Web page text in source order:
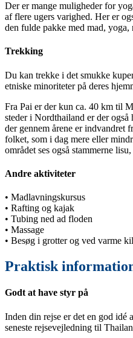
Der er mange muligheder for
af flere ugers varighed. Her er
den fulde pakke med mad,
Trekking
Du kan trekke i det smukke
etniske minoriteter på deres
Fra Pai er der kun ca. 40 km til
steder i Nordthailand er der
der gennem årene er indvandret
folket, som i dag mere eller
området ses også stammerne
Andre aktiviteter
• Madlavningskursus
• Rafting og kajak
• Tubing ned ad floden
• Massage
• Besøg i grotter og ved varme
Praktisk
Godt at have styr på
Inden din rejse er det en god idé
seneste rejsevejledning til